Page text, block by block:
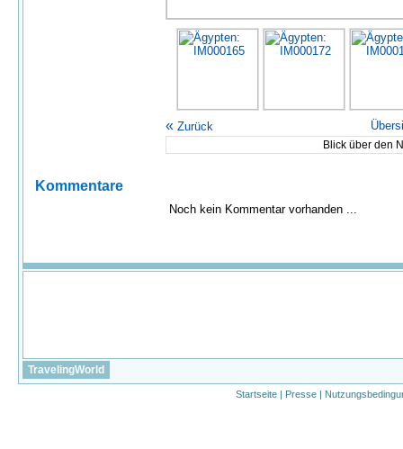
« Zurück
Blick über den
Kommentare
Noch kein Kommentar vorhanden ...
TravelingWorld
Startseite | Presse |